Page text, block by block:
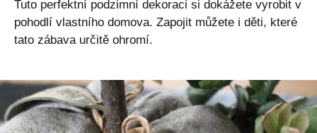
Tuto perfektní podzimní dekoraci si dokážete vyrobit v
pohodlí vlastního domova. Zapojit můžete i děti, které
tato zábava určitě ohromí.